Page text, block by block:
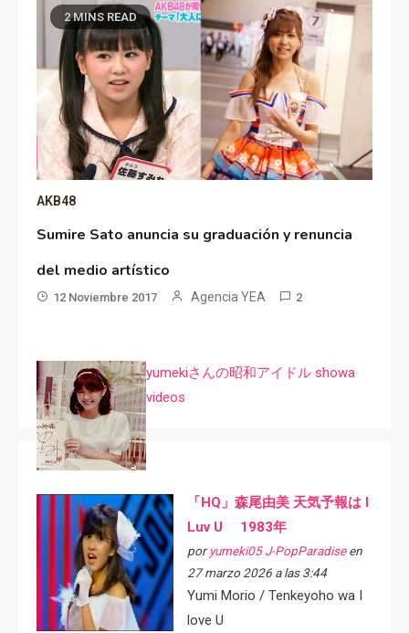
2 MINS READ
AKB48
Sumire Sato anuncia su graduación y renuncia
del medio artístico
12 Noviembre 2017 Agencia YEA 2
yumekiさんの昭和アイドル showa
videos
「HQ」森尾由美 天気予報は I
Luv U 1983年
por yumeki05 J-PopParadiseen
27 marzo 2026 a las 3:44
Yumi Morio / Tenkeyoho wa I
love U